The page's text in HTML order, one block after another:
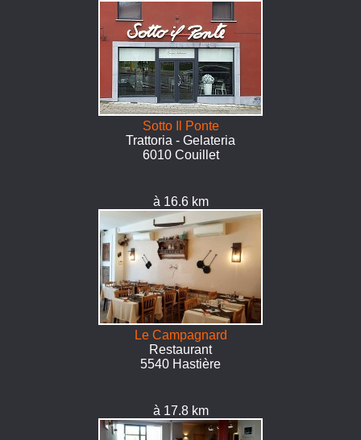
Sotto Il Ponte
Trattoria - Gelateria
6010 Couillet
à 16.6 km
Le Campagnard
Restaurant
5540 Hastière
à 17.8 km